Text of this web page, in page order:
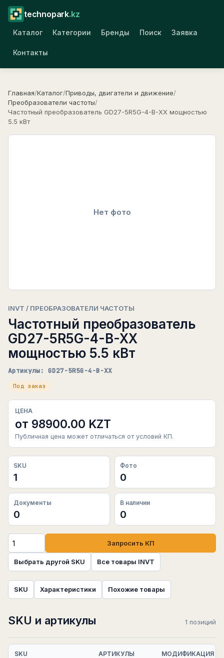
technopark.kz
Каталог Категории Бренды Поиск Заявка
Контакты
Главная/Каталог/Приводы, двигатели и движение/
Преобразователи частоты/
Частотный преобразователь GD27-5R5G-4-B-XX мощностью
5.5 кВт
Нет фото
INVT / ПРЕОБРАЗОВАТЕЛИ ЧАСТОТЫ
Частотный преобразователь
GD27-5R5G-4-B-XX
мощностью 5.5 кВт
Артикулы: GD27-5R5G-4-B-XX
Под заказ
ЦЕНА
от 98900.00 KZT
Публичная цена может отличаться от условий КП.
SKU
1
Фото
0
Документы
0
В наличии
0
Запросить КП
Выбрать другой SKU Все товары INVT
SKU Характеристики Похожие товары
SKU и артикулы 1 позиций
SKU АРТИКУЛЫ МОДИФИКАЦИЯ